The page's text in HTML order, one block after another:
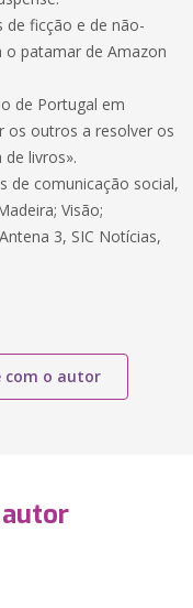
de ficção e de não-
patamar de Amazon
de Portugal em
os outros a resolver os
livros».
de comunicação social,
Visão;
3, SIC Notícias,
com o autor